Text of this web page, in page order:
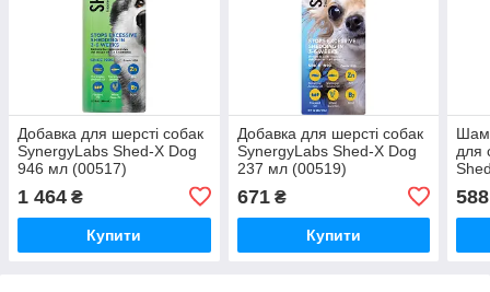
Добавка для шерсті собак
SynergyLabs Shed-X Dog
946 мл (00517)
1 464 ₴
Купити
Добавка для шерсті собак
SynergyLabs Shed-X Dog
237 мл (00519)
671₴
Купити
для
588